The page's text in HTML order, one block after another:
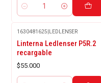
Cantidad
1630481625|LEDLENSER
Linterna Ledlenser P5R.2
recargable
$55.000